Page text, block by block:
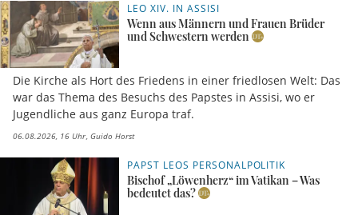
LEO XIV. IN ASSISI
Wenn aus Männern und Frauen Brüder
und Schwestern werden
Die Kirche als Hort des Friedens in einer friedlosen Welt: Das
war das Thema des Besuchs des Papstes in Assisi, wo er
Jugendliche aus ganz Europa traf.
06.08.2026, 16 Uhr Guido Horst
PAPST LEOS PERSONALPOLITIK
Bischof „Löwenherz“ im Vatikan – Was
bedeutet das?